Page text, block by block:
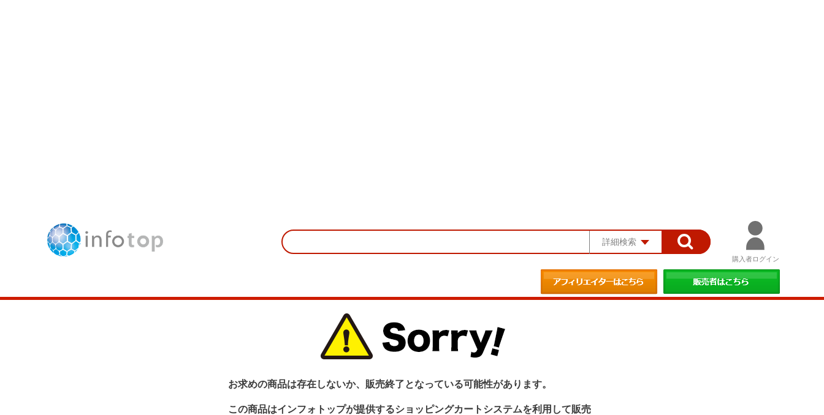
詳細検索
購入者ログイン
お求めの商品は存在しないか、販売終了となっている可能性があります。
この商品はインフォトップが提供するショッピングカートシステムを利用して販売